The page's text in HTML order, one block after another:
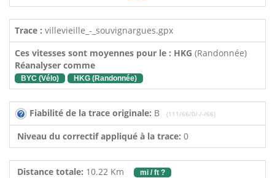
Trace : villevieille_-_souvignargues.gpx
Ces vitesses sont moyennes pour le : HKG (Randonnée)
Réanalyser comme
BYC (Vélo) HKG (Randonnée)
Fiabilité de la trace originale: B (111/66/0/-/-/66)
Niveau du correctif appliqué à la trace: 0
Distance totale: 10.22 Km mi / ft ?